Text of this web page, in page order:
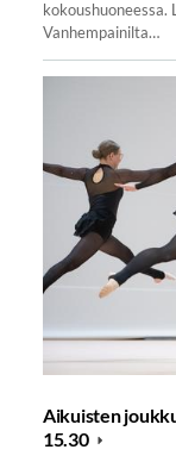
Vanhempainilta…
Aikuisten
15.30